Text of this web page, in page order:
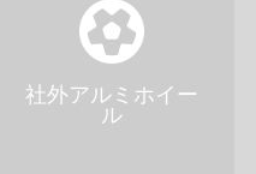
社外アルミホイー
ル